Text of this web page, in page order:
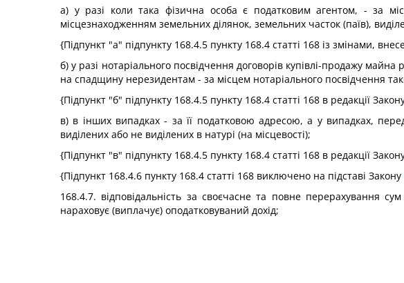
а) у разі коли така фізична особа є податковим агентом, - за
місцезнаходженням земельних ділянок, земельних часток (паїв),
{Підпункт "а" підпункту 168.4.5 пункту 168.4 статті 168 із змінами,
б) у разі нотаріального посвідчення договорів купівлі-продажу
на спадщину нерезидентам - за місцем нотаріального посвідчення
{Підпункт "б" підпункту 168.4.5 пункту 168.4 статті 168 в редакції
в) в інших випадках - за її податковою адресою, а у випадках,
виділених або не виділених в натурі (на місцевості);
{Підпункт "в" підпункту 168.4.5 пункту 168.4 статті 168 в редакції
{Підпункт 168.4.6 пункту 168.4 статті 168 виключено на підставі Закону
168.4.7. відповідальність за своєчасне та повне перерахування
нараховує (виплачує) оподатковуваний дохід;